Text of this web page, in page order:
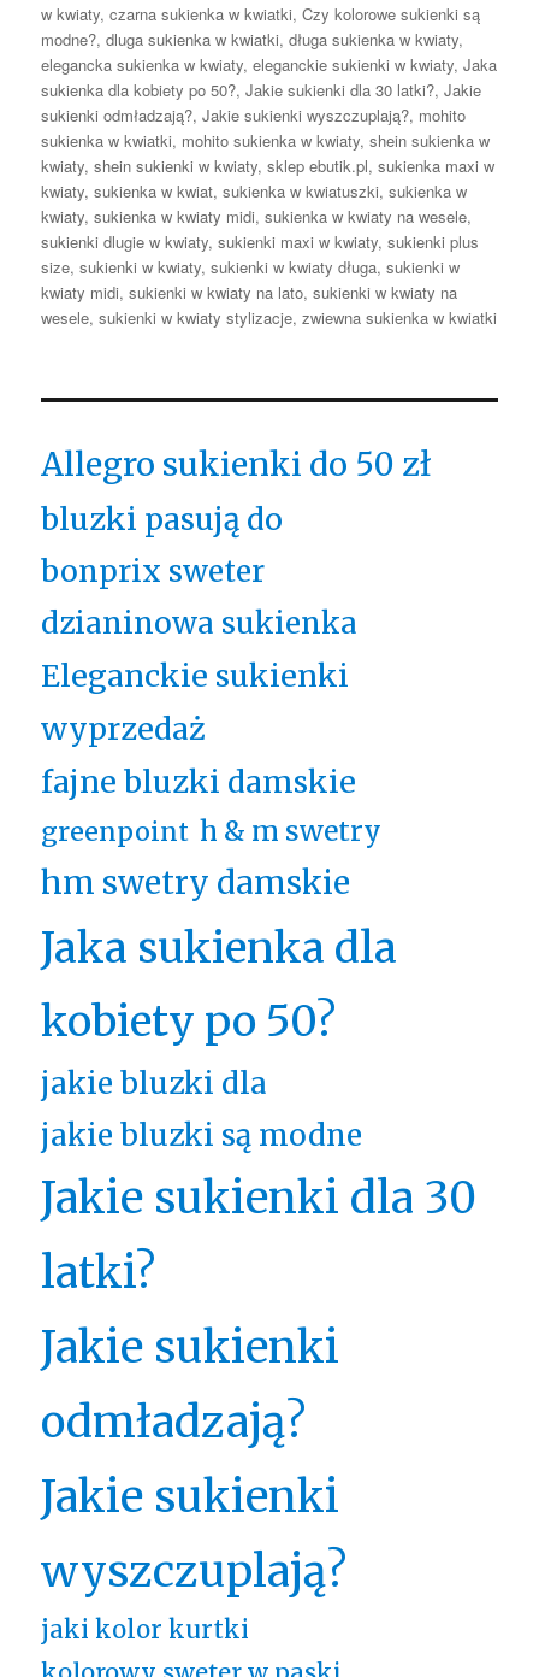
w kwiaty,czarna sukienka w kwiatki,Czy kolorowe sukienki są
modne?,dluga sukienka w kwiatki,długa sukienka w kwiaty,
elegancka sukienka w kwiaty,eleganckie sukienki w kwiaty,Jaka
sukienka dla kobiety po 50?,Jakie sukienki dla 30 latki?,Jakie
sukienki odmładzają?,Jakie sukienki wyszczuplają?, mohito
sukienka w kwiatki, mohito sukienka w kwiaty,shein sukienka w
kwiaty,shein sukienki w kwiaty,sklep ebutik.pl,sukienka maxi w
kwiaty,sukienka w kwiat,sukienka w kwiatuszki,sukienka w
kwiaty,sukienka w kwiaty midi,sukienka w kwiaty na wesele,
sukienki dlugie w kwiaty,sukienki maxi w kwiaty,sukienki plus
size,sukienki w kwiaty,sukienki w kwiaty długa,sukienki w
kwiaty midi,sukienki w kwiaty na lato,sukienki w kwiaty na
wesele,sukienki w kwiaty stylizacje,zwiewna sukienka w kwiatki
Allegro sukienki do 50 zł
bluzki pasują do
bonprix sweter
dzianinowa sukienka
Eleganckie sukienki
wyprzedaż
fajne bluzki damskie
greenpoint h & m swetry
hm swetry damskie
Jaka sukienka dla
kobiety po 50?
jakie bluzki dla
jakie bluzki są modne
Jakie sukienki dla 30
latki?
Jakie sukienki
odmładzają?
Jakie sukienki
wyszczuplają?
jaki kolor kurtki